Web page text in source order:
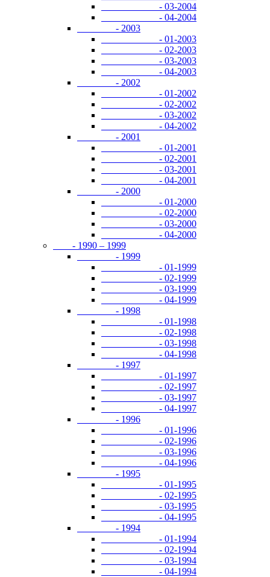
- 03-2004
- 04-2004
- 2003
- 01-2003
- 02-2003
- 03-2003
- 04-2003
- 2002
- 01-2002
- 02-2002
- 03-2002
- 04-2002
- 2001
- 01-2001
- 02-2001
- 03-2001
- 04-2001
- 2000
- 01-2000
- 02-2000
- 03-2000
- 04-2000
- 1990 – 1999
- 1999
- 01-1999
- 02-1999
- 03-1999
- 04-1999
- 1998
- 01-1998
- 02-1998
- 03-1998
- 04-1998
- 1997
- 01-1997
- 02-1997
- 03-1997
- 04-1997
- 1996
- 01-1996
- 02-1996
- 03-1996
- 04-1996
- 1995
- 01-1995
- 02-1995
- 03-1995
- 04-1995
- 1994
- 01-1994
- 02-1994
- 03-1994
- 04-1994